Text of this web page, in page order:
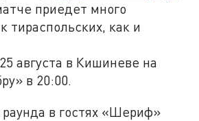
приедет много
тираспольских, как и
августа в Кишиневе на
в 20:00.
в гостях «Шериф»